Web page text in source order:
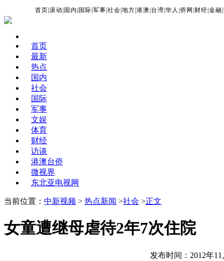
首页 |滚动 国内 国际 |军事 |社会 |地方 |港澳 台湾 |华人 |侨网 财经 |金融 |
首页
最新
热点
国内
社会
国际
军事
文娱
体育
财经
访谈
港澳台侨
微视界
东北亚电视网
当前位置： 中新视频 > 热点新闻 >社会 >正文
女童遭继母虐待2年7次住院
发布时间：2012年11